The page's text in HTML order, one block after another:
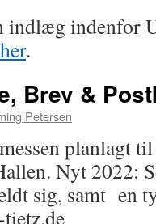
indlæg indenfor
.
Brev &
Petersen
planlagt til
Nyt 2022:
sig, samt en